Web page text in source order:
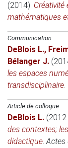
(2014).
mathématiques
Communication
DeBlois L.,
Bélanger J.
les espaces
transdisciplinaire.
Article de colloque
DeBlois L. (2012
des contextes;
didactique.Actes